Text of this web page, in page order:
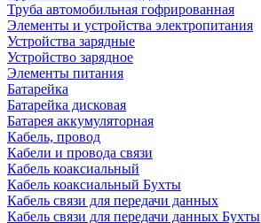
Труба автомобильная гофрированная
Элементы и устройства электропитания
Устройства зарядные
Устройство зарядное
Элементы питания
Батарейка
Батарейка дисковая
Батарея аккумуляторная
Кабель, провод
Кабели и провода связи
Кабель коаксиальный
Кабель коаксиальный Бухты
Кабель связи для передачи данных
Кабель связи для передачи данных Бухты